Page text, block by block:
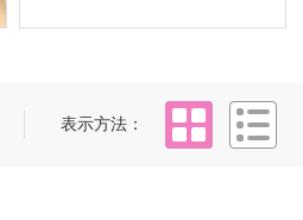
表示方法
タイル